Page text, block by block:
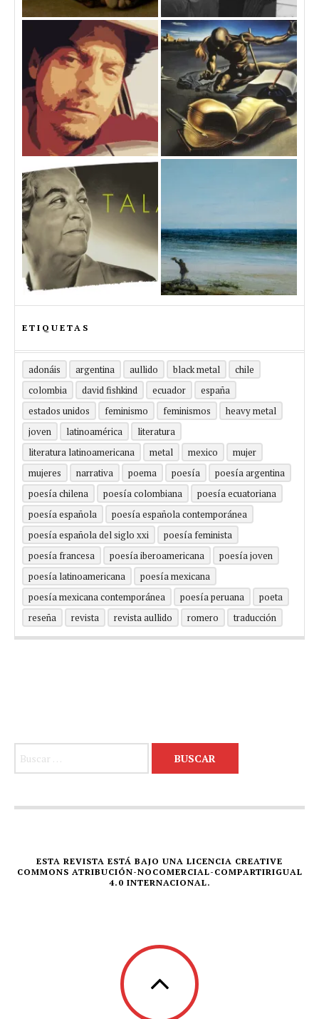
ETIQUETAS
adonáis argentina aullido black metal
chile
colombia
david fishkind ecuador
españa
estados unidos
feminismo feminismos
heavy metal
joven
latinoamérica
literatura
literatura latinoamericana
metal mexico
mujer
mujeres
narrativa poema poesía
poesía argentina
poesía chilena
poesía colombiana
poesía ecuatoriana
poesía española
poesía española contemporánea
poesía española del siglo xxi
poesía feminista
poesía francesa
poesía iberoamericana
poesía joven
poesía latinoamericana
poesía mexicana
poesía mexicana contemporánea
poesía peruana
poeta
reseña
revista revista aullido romero traducción
ESTA REVISTA ESTÁ BAJO UNA LICENCIA CREATIVE
COMMONS ATRIBUCIÓN-NOCOMERCIAL-COMPARTIRIGUAL
4.0 INTERNACIONAL.